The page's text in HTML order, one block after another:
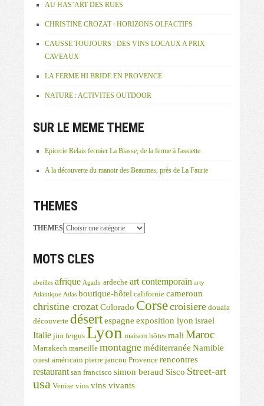
AU HAS’ART DES RUES
CHRISTINE CROZAT : HORIZONS OLFACTIFS
CAUSSE TOUJOURS : DES VINS LOCAUX A PRIX
CAVEAUX
LA FERME HI BRIDE EN PROVENCE
NATURE : ACTIVITES OUTDOOR
SUR LE MEME THEME
Epicerie Relais fermier La Biasse, de la ferme à l'assiette
A la découverte du manoir des Beaumes, près de La Faurie
THEMES
THEMES
MOTS CLES
abeilles afrique Agadir ardeche art contemporain arty
Atlantique Atlas boutique-hôtel californie cameroun
christine crozatColorado Corsecroisiere douala
découverte désertespagne exposition lyon israel
Italie jim fergus Lyon maison hôtes maliMaroc
Marrakech marseille montagneméditerranée Namibie
ouest américain pierre jancou Provence rencontres
restaurant san francisco simon beraud Sisco Street-art
usa Venise vins vins vivants